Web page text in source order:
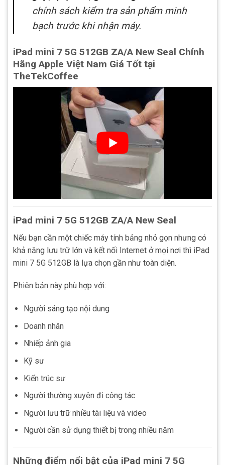
chính sách kiểm tra sản phẩm minh
bạch trước khi nhận máy.
iPad mini 7 5G 512GB ZA/A New Seal Chính
Hãng Apple Việt Nam Giá Tốt tại
TheTekCoffee
iPad mini 7 5G 512GB ZA/A New Seal
Nếu bạn cần một chiếc máy tính bảng nhỏ gọn nhưng có
khả năng lưu trữ lớn và kết nối Internet ở mọi nơi thì iPad
mini 7 5G 512GB là lựa chọn gần như toàn diện.
Phiên bản này phù hợp với:
Người sáng tạo nội dung
Doanh nhân
Nhiếp ảnh gia
Kỹ sư
Kiến trúc sư
Người thường xuyên đi công tác
Người lưu trữ nhiều tài liệu và video
Người cần sử dụng thiết bị trong nhiều năm
Những điểm nổi bật của iPad mini 7 5G